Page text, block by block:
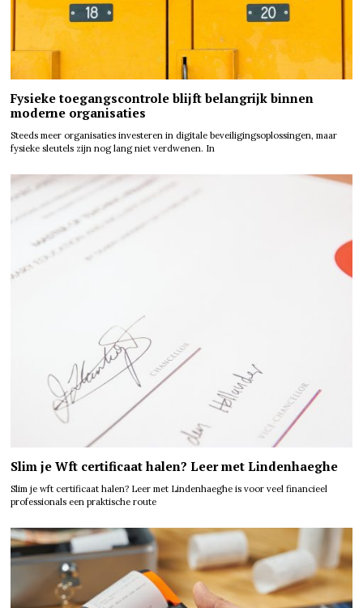
Fysieke toegangscontrole blijft belangrijk binnen
moderne organisaties
Steeds meer organisaties investeren in digitale beveiligingsoplossingen, maar
fysieke sleutels zijn nog lang niet verdwenen. In
Slim je Wft certificaat halen? Leer met Lindenhaeghe
Slim je wft certificaat halen? Leer met Lindenhaeghe is voor veel financieel
professionals een praktische route